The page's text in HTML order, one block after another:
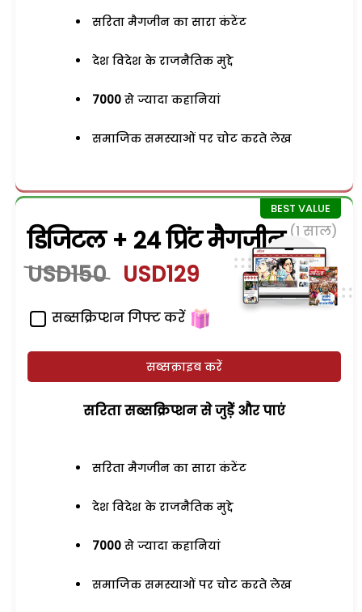
सरिता मैगजीन का सारा कंटेंट
देश विदेश के राजनैतिक मुद्दे
7000 से ज्यादा कहानियां
समाजिक समस्याओं पर चोट करते लेख
डिजिटल + 24 प्रिंट मैगजीन (1 साल)
USD150 USD129
सब्सक्रिप्शन गिफ्ट करें
सब्सक्राइब करें
सरिता सब्सक्रिप्शन से जुड़ेें और पाएं
सरिता मैगजीन का सारा कंटेंट
देश विदेश के राजनैतिक मुद्दे
7000 से ज्यादा कहानियां
समाजिक समस्याओं पर चोट करते लेख